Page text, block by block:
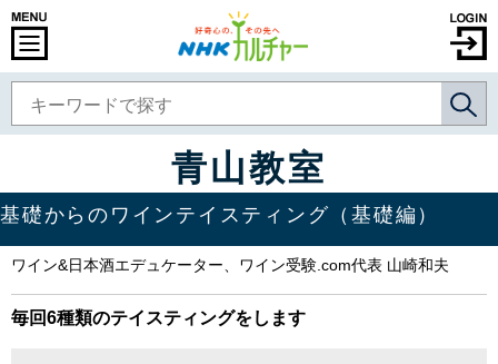
青山教室
基礎からのワインテイスティング（基礎編）
ワイン&日本酒エデュケーター、ワイン受験.com代表 山崎和夫
毎回6種類のテイスティングをします